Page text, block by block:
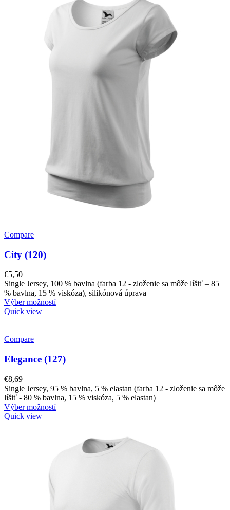
Compare
City (120)
€5,50
Single Jersey, 100 % bavlna (farba 12 - zloženie sa môže líšiť – 85
% bavlna, 15 % viskóza), silikónová úprava
Výber možností
Quick view
Compare
Elegance (127)
€8,69
Single Jersey, 95 % bavlna, 5 % elastan (farba 12 - zloženie sa môže
líšiť - 80 % bavlna, 15 % viskóza, 5 % elastan)
Výber možností
Quick view